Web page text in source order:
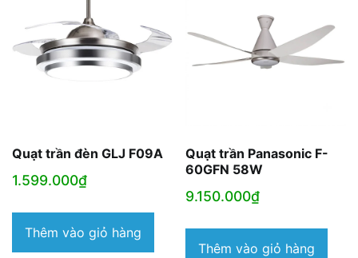
Quạt trần đèn GLJ F09A
1.599.000₫
Thêm vào giỏ hàng
Quạt trần Panasonic F-
60GFN 58W
9.150.000₫
Thêm vào giỏ hàng